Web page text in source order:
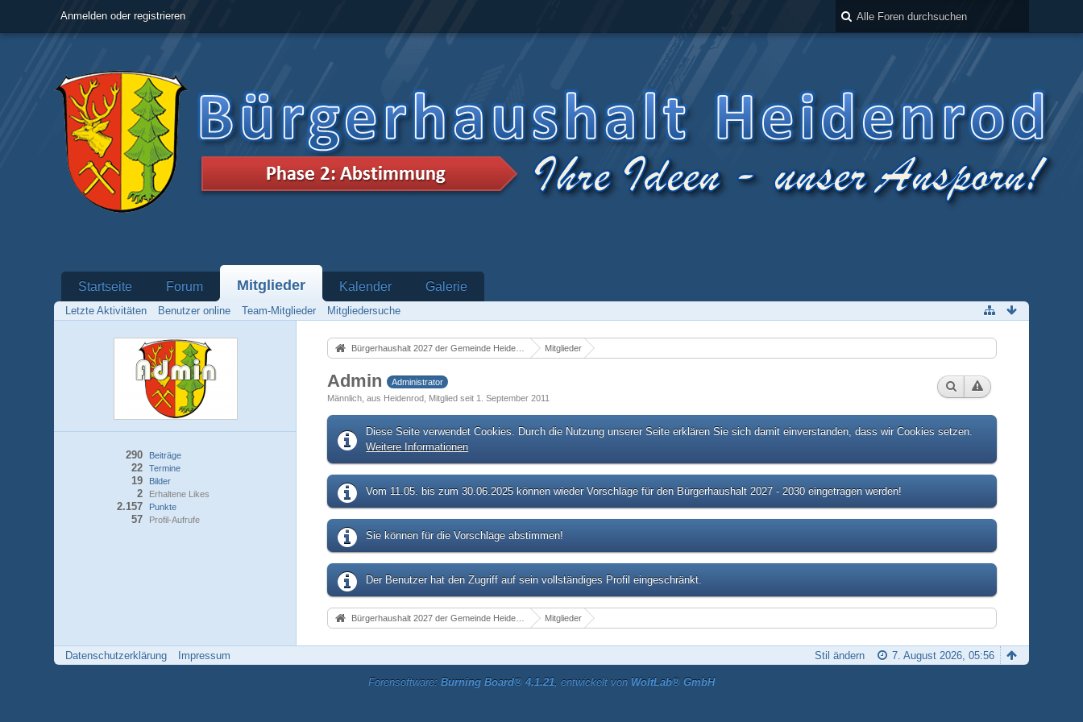
Anmelden oder registrieren
Startseite Forum Mitglieder Kalender Galerie
Letzte Aktivitäten Benutzer online Team-Mitglieder Mitgliedersuche
Beiträge
290
Termine
22
Bilder
19
Erhaltene Likes
2
Punkte
2.157
Profil-Aufrufe
57
Bürgerhaushalt 2027 der Gemeinde Heidenrod Mitglieder
Admin Administrator
Männlich aus Heidenrod Mitglied seit 1. September 2011
Diese Seite verwendet Cookies. Durch die Nutzung unserer Seite erklären Sie sich damit einverstanden, dass wir Cookies setzen.
Weitere Informationen
Vom 11.05. bis zum 30.06.2025 können wieder Vorschläge für den Bürgerhaushalt 2027 - 2030 eingetragen werden!
Sie können für die Vorschläge abstimmen!
Der Benutzer hat den Zugriff auf sein vollständiges Profil eingeschränkt.
Bürgerhaushalt 2027 der Gemeinde Heidenrod Mitglieder
Datenschutzerklärung Impressum 7. August 2026, 05:56
Stil ändern
Forensoftware: Burning Board® 4.1.21, entwickelt von WoltLab® GmbH